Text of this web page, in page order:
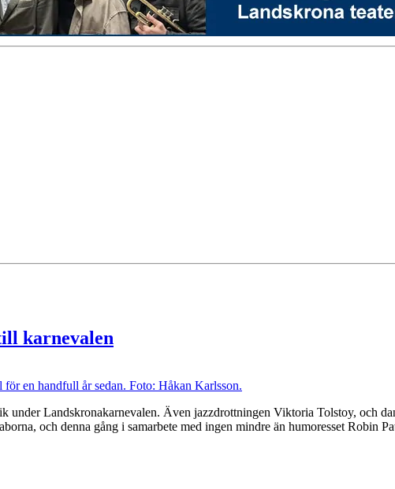
karnevalen
under Landskronakarnevalen. Även jazzdrottningen Viktoria Tolstoy, och
och denna gång i samarbete med ingen mindre än humoresset Robin